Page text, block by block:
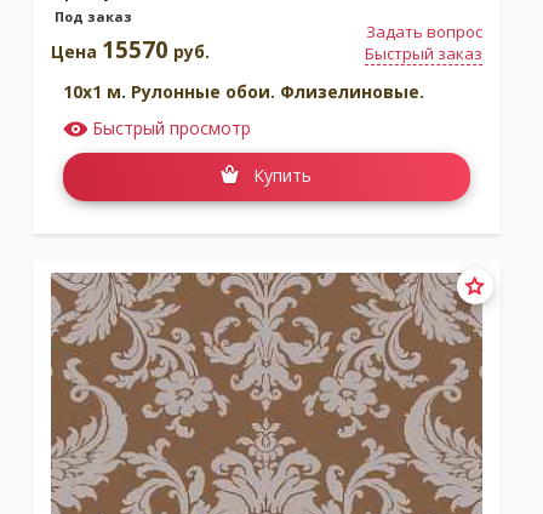
Под заказ
Задать вопрос
Быстрый заказ
Цена 15570 руб.
10x1 м. Рулонные обои. Флизелиновые.
Быстрый просмотр
Купить